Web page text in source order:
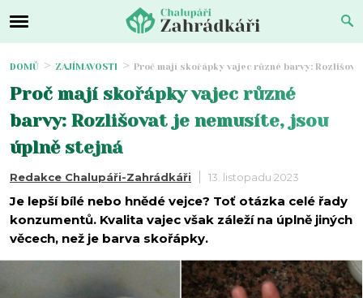
DOMŮ ZAJÍMAVOSTI Proč mají skořápky vajec různé barvy:
Proč mají skořápky vajec různé
barvy: Rozlišovat je nemusíte, jsou
úplně stejná
Redakce Chalupáři-Zahrádkáři 13. listopadu 2023
Je lepší bílé nebo hnědé vejce? Toť otázka celé řady
konzumentů. Kvalita vajec však záleží na úplně jiných
věcech, než je barva skořápky.